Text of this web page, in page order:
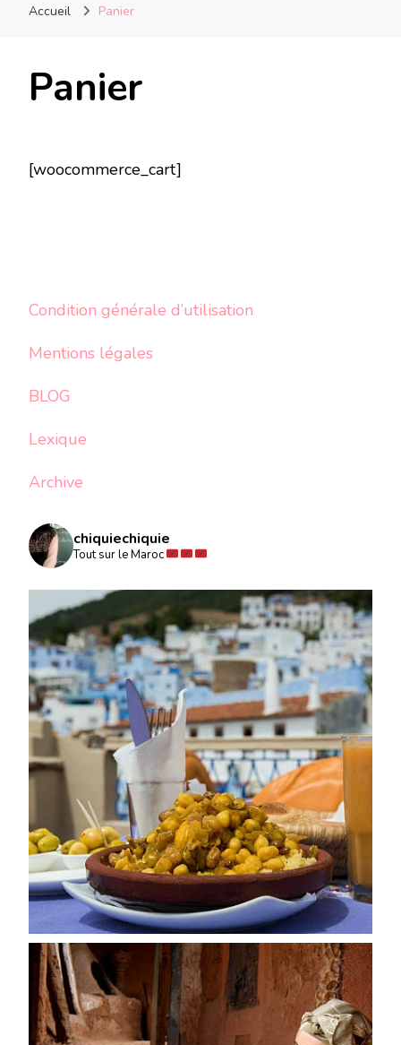
Accueil Panier
Panier
[woocommerce_cart]
Condition générale d’utilisation
Mentions légales
BLOG
Lexique
Archive
chiquiechiquie
Tout sur le Maroc